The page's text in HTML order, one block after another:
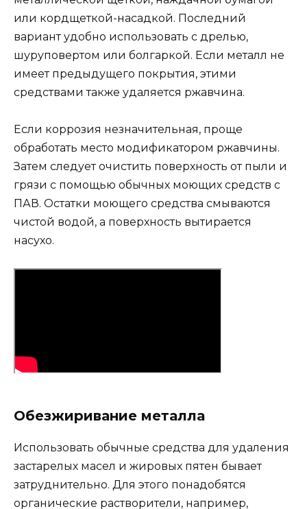
или кордщеткой-насадкой. Последний
вариант удобно использовать с дрелью,
шуруповертом или болгаркой. Если металл не
имеет предыдущего покрытия, этими
средствами также удаляется ржавчина.
Если коррозия незначительная, проще
обработать место модификатором ржавчины.
Затем следует очистить поверхность от пыли и
грязи с помощью обычных моющих средств с
ПАВ. Остатки моющего средства смываются
чистой водой, а поверхность вытирается
насухо.
Обезжиривание металла
Использовать обычные средства для удаления
застарелых масел и жировых пятен бывает
затруднительно. Для этого понадобятся
органические растворители, например,